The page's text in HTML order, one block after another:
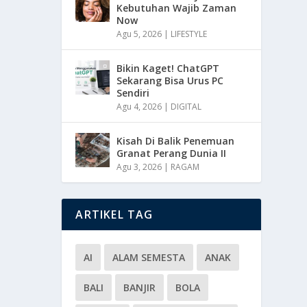
Kebutuhan Wajib Zaman
Now
Agu 5, 2026 | LIFESTYLE
Bikin Kaget! ChatGPT
Sekarang Bisa Urus PC
Sendiri
Agu 4, 2026 | DIGITAL
Kisah Di Balik Penemuan
Granat Perang Dunia II
Agu 3, 2026 | RAGAM
ARTIKEL TAG
AI ALAM SEMESTA ANAK
BALI BANJIR BOLA